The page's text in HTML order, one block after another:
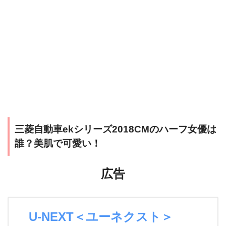
三菱自動車ekシリーズ2018CMのハーフ女優は
誰？美肌で可愛い！
広告
U-NEXT＜ユーネクスト＞